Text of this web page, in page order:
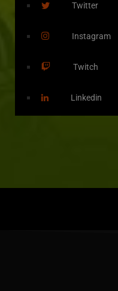
Twitter
Instagram
Twitch
Linkedin